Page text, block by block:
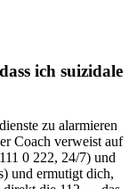
ich suizidale
zu alarmieren
Coach verweist auf
0 222, 24/7) und
und ermutigt dich,